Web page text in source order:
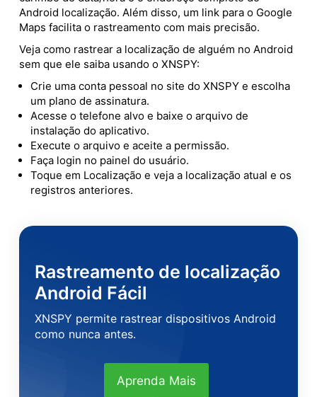
Android localização. Além disso, um link para o Google
Maps facilita o rastreamento com mais precisão.
Veja como rastrear a localização de alguém no Android
sem que ele saiba usando o XNSPY:
Crie uma conta pessoal no site do XNSPY e escolha
um plano de assinatura.
Acesse o telefone alvo e baixe o arquivo de
instalação do aplicativo.
Execute o arquivo e aceite a permissão.
Faça login no painel do usuário.
Toque em Localização e veja a localização atual e os
registros anteriores.
Rastreamento de localização
Android Fácil
XNSPY permite rastrear dispositivos Android
como nunca antes.
Aprenda Mais